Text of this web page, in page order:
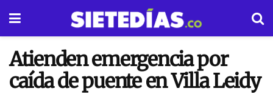
Atienden emergencia por
caída de puente en Villa Leidy